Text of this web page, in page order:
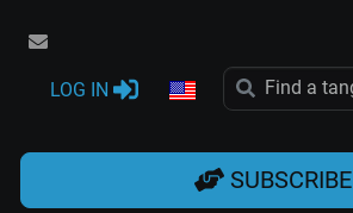
LOG IN
SUBSCRIBE